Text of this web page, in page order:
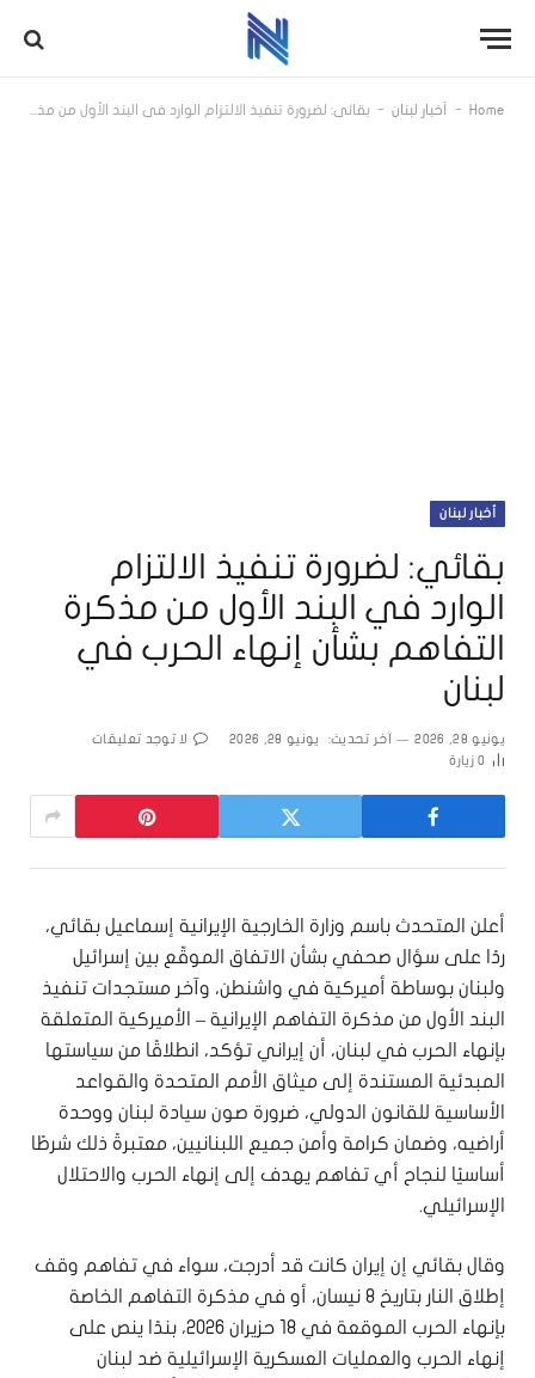
Home
- أخبار لبنان - بقائي: لضرورة تنفيذ الالتزام الوارد في البند الأول من مذكرة التفاهم بشأن إنهاء الحرب في لبنان
أخبار لبنان
بقائي: لضرورة تنفيذ الالتزام
الوارد في البند الأول من مذكرة
التفاهم بشأن إنهاء الحرب في
لبنان
يونيو 28, 2026 آخر تحديث: يونيو 28, 2026
لا توجد تعليقات
0 زيارة
أعلن المتحدث باسم وزارة الخارجية الإيرانية إسماعيل بقائي،
ردًا على سؤال صحفي بشأن الاتفاق الموقّع بين إسرائيل
ولبنان بوساطة أميركية في واشنطن، وآخر مستجدات تنفيذ
البند الأول من مذكرة التفاهم الإيرانية – الأميركية المتعلقة
بإنهاء الحرب في لبنان، أن إيراني تؤكد، انطلاقًا من سياستها
المبدئية المستندة إلى ميثاق الأمم المتحدة والقواعد
الأساسية للقانون الدولي، ضرورة صون سيادة لبنان ووحدة
أراضيه، وضمان كرامة وأمن جميع اللبنانيين، معتبرةً ذلك شرطًا
أساسيًا لنجاح أي تفاهم يهدف إلى إنهاء الحرب والاحتلال
الإسرائيلي.
وقال بقائي إن إيران كانت قد أدرجت، سواء في تفاهم وقف
إطلاق النار بتاريخ 8 نيسان، أو في مذكرة التفاهم الخاصة
بإنهاء الحرب الموقعة في 18 حزيران 2026، بندًا ينص على
إنهاء الحرب والعمليات العسكرية الإسرائيلية ضد لبنان